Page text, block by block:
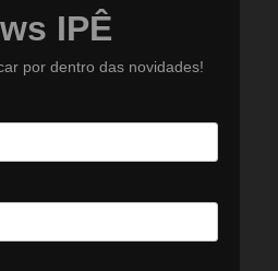
IPÊ
por dentro das novidades!